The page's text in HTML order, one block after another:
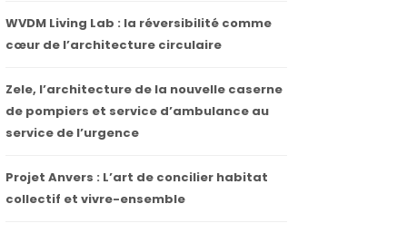
WVDM Living Lab : la réversibilité comme
cœur de l’architecture circulaire
Zele, l’architecture de la nouvelle caserne
de pompiers et service d’ambulance au
service de l’urgence
Projet Anvers : L’art de concilier habitat
collectif et vivre-ensemble